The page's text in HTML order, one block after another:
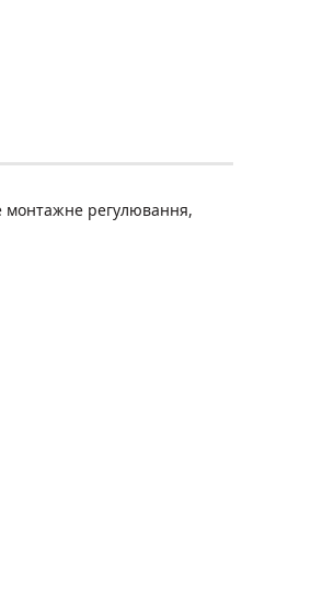
монтажне регулювання,